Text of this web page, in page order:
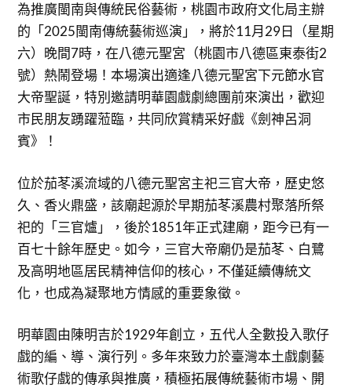
為推廣閩南與傳統民俗藝術，桃園市政府文化局主辦
的「2025閩南傳統藝術巡演」，將於11月29日（星期
六）晚間7時，在八德元聖宮（桃園市八德區東泰街2
號）熱鬧登場！本場演出適逢八德元聖宮下元節水官
大帝聖誕，特別邀請明華園戲劇總團前來演出，歡迎
市民朋友踴躍蒞臨，共同欣賞精采好戲《劍神呂洞
賓》！
位於茄苳溪流域的八德元聖宮主祀三官大帝，歷史悠
久、香火鼎盛，該廟起源於早期茄苳溪農村聚落所祭
祀的「三官爐」，後於1851年正式建廟，距今已有一
百七十餘年歷史。如今，三官大帝廟仍是茄苳、白鷺
及高明地區居民精神信仰的核心，不僅延續傳統文
化，也成為凝聚地方情感的重要象徵。
明華園由陳明吉於1929年創立，五代人全數投入歌仔
戲的編、導、演行列。多年來致力於臺灣本土戲劇藝
術歌仔戲的傳承與推廣，積極拓展傳統藝術市場、開